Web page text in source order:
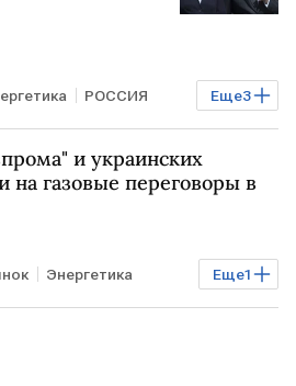
Еще3
РОССИЯ
Путин
и украинских
газовые переговоры в
Еще1
Энергетика